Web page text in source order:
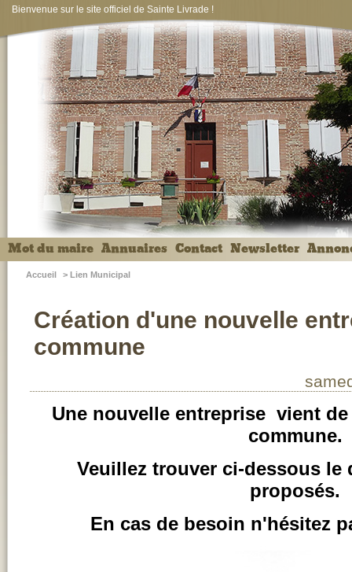
Bienvenue sur le site officiel de Sainte Livrade !
Mot du maire Annuaires Contact Newsletter
Accueil > Lien Municipal
Création d'une nouvelle
commune
Une nouvelle entreprise vient
commune.
Veuillez trouver ci-dessous le
proposés.
En cas de besoin n'hésitez